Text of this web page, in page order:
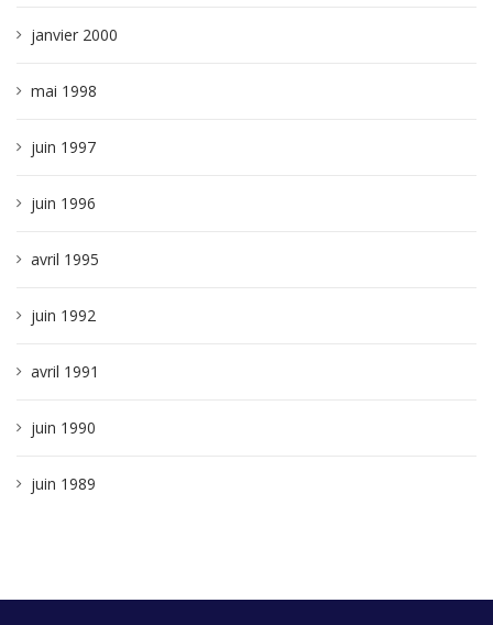
janvier 2000
mai 1998
juin 1997
juin 1996
avril 1995
juin 1992
avril 1991
juin 1990
juin 1989